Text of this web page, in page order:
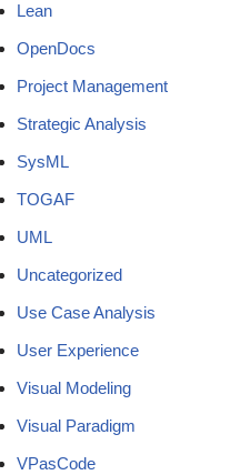
Lean
OpenDocs
Project Management
Strategic Analysis
SysML
TOGAF
UML
Uncategorized
Use Case Analysis
User Experience
Visual Modeling
Visual Paradigm
VPasCode